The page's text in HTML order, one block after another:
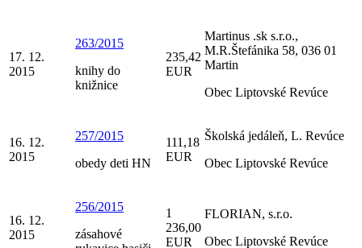
17. 12.
2015
263/2015
knihy do
knižnice
235,42
EUR
Martinus .sk s.r.o.,
M.R.Štefánika 58, 036 01
Martin
Obec Liptovské Revúce
16. 12.
2015
257/2015
obedy deti HN
111,18
EUR
Školská jedáleň, L. Revúce
Obec Liptovské Revúce
16. 12.
2015
256/2015
zásahové
1
236,00
EUR
FLORIAN, s.r.o.
Obec Liptovské Revúce